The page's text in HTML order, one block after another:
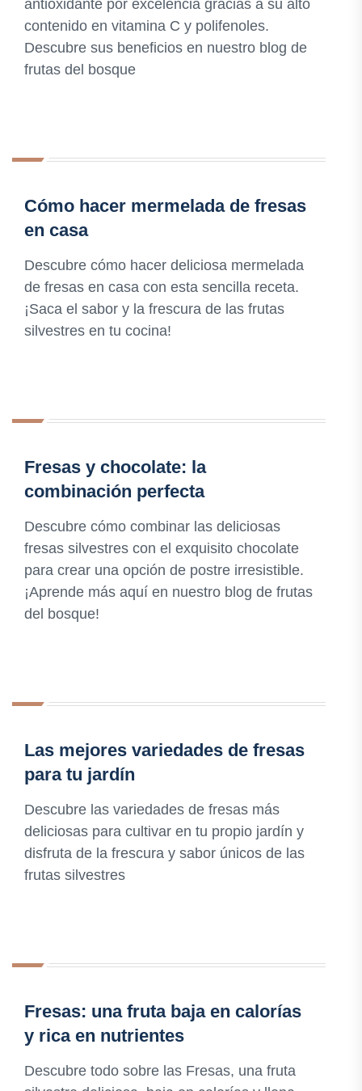
antioxidante por excelencia gracias a su alto
contenido en vitamina C y polifenoles.
Descubre sus beneficios en nuestro blog de
frutas del bosque
Cómo hacer mermelada de fresas
en casa
Descubre cómo hacer deliciosa mermelada
de fresas en casa con esta sencilla receta.
¡Saca el sabor y la frescura de las frutas
silvestres en tu cocina!
Fresas y chocolate: la
combinación perfecta
Descubre cómo combinar las deliciosas
fresas silvestres con el exquisito chocolate
para crear una opción de postre irresistible.
¡Aprende más aquí en nuestro blog de frutas
del bosque!
Las mejores variedades de fresas
para tu jardín
Descubre las variedades de fresas más
deliciosas para cultivar en tu propio jardín y
disfruta de la frescura y sabor únicos de las
frutas silvestres
Fresas: una fruta baja en calorías
y rica en nutrientes
Descubre todo sobre las Fresas, una fruta